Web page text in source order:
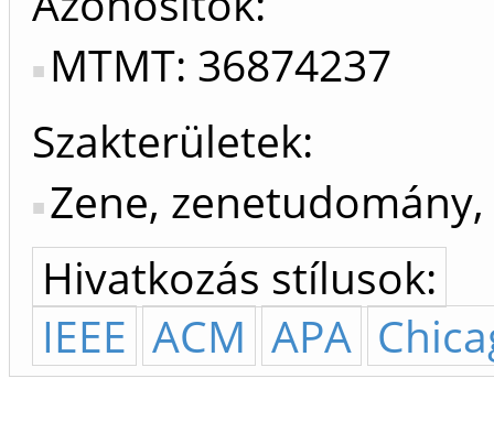
MTMT: 36874237
Szakterületek:
Zene,
Hivatkozás stílusok:
IEEE ACM APA